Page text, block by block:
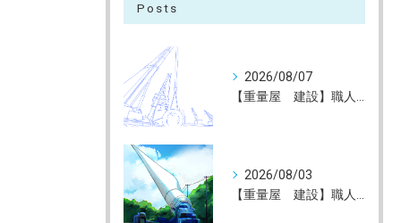
Posts
2026/08/07
2026/08/03